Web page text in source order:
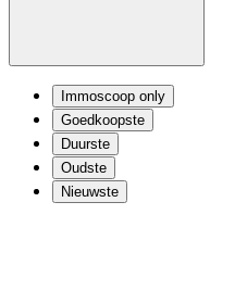
Immoscoop only
Goedkoopste
Duurste
Oudste
Nieuwste